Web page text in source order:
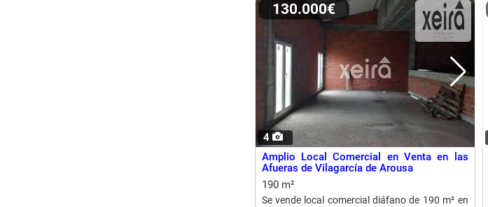
4
130.000€
Amplio Local Comercial en Venta en las
Afueras de Vilagarcía de Arousa
190 m²
Se vende local comercial diáfano de 190 m² en